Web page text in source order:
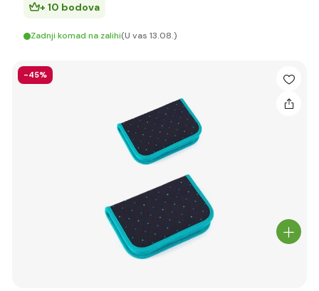
+ 10 bodova
Zadnji komad na zalihi(U vas 13.08.)
-45%